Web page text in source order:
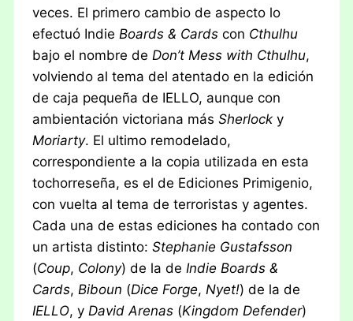
veces. El primero cambio de aspecto lo
efectuó Indie Boards & Cards con Cthulhu
bajo el nombre de Don’t Mess with Cthulhu,
volviendo al tema del atentado en la edición
de caja pequeña de IELLO, aunque con
ambientación victoriana másSherlock y
Moriarty. El ultimo remodelado,
correspondiente a la copia utilizada en esta
tochorreseña, es el de Ediciones Primigenio,
con vuelta al tema de terroristas y agentes.
Cada una de estas ediciones ha contado con
un artista distinto:Stephanie Gustafsson
(Coup, Colony) de la de Indie Boards &
Cards, Biboun (Dice Forge, Nyet!) de la de
IELLO, y David Arenas (Kingdom Defender)